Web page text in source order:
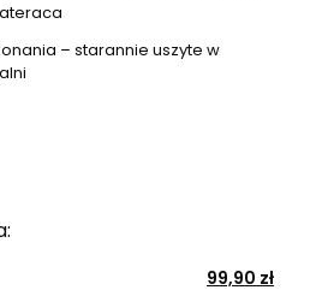
– starannie uszyte w
99,90 zł